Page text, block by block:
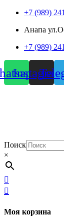
+7 (989)
Анапа
+7 (989)
Instagram
Поиск
×
Моя корзина